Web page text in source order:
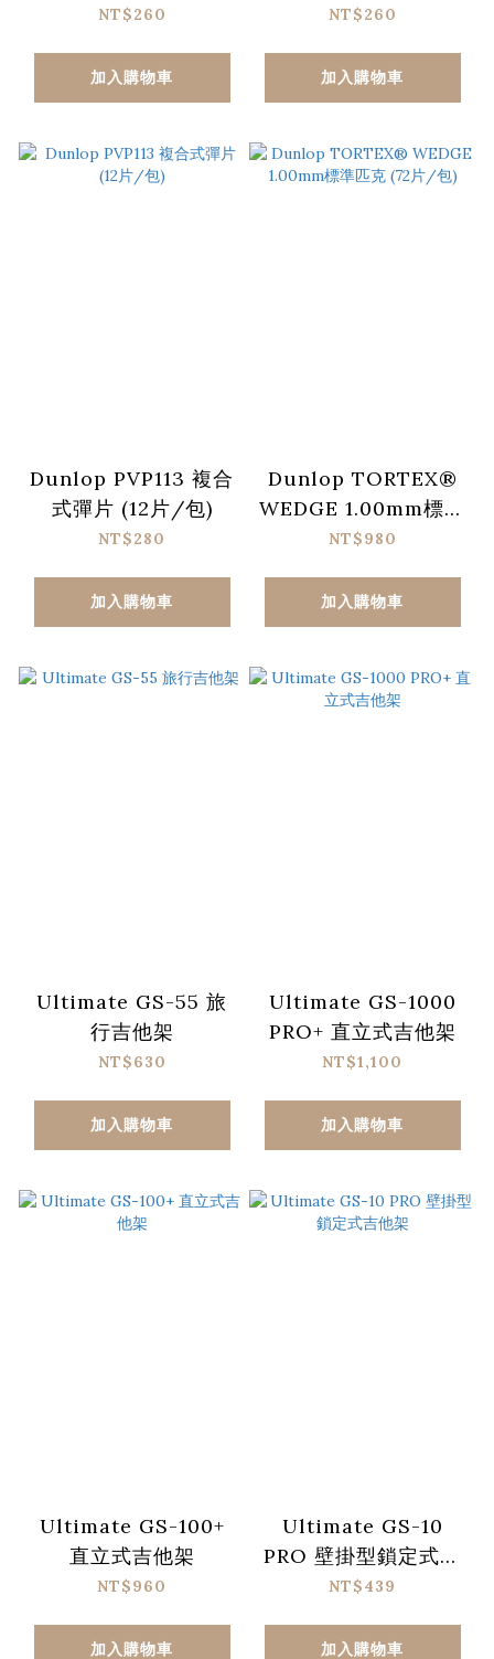
線 – 10 cm
NT$260
加入購物車
短導線 – 10 cm
NT$260
加入購物車
Dunlop PVP113 複合
式彈片 (12片/包)
NT$280
加入購物車
Dunlop TORTEX®
WEDGE 1.00mm標準
匹克 (72片/包)
NT$980
加入購物車
Ultimate GS-55 旅
行吉他架
NT$630
加入購物車
Ultimate GS-1000
PRO+ 直立式吉他架
NT$1,100
加入購物車
Ultimate GS-100+
直立式吉他架
NT$960
加入購物車
Ultimate GS-10
PRO 壁掛型鎖定式吉
他架
NT$439
加入購物車